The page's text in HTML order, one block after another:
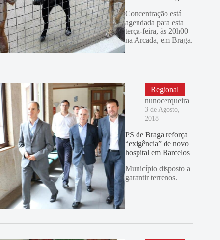
Concentração está
agendada para esta
terça-feira, às 20h00
na Arcada, em Braga.
Regional
nunocerqueira
3 de Agosto,
2018
PS de Braga reforça
“exigência” de novo
hospital em Barcelos
Município disposto a
garantir terrenos.